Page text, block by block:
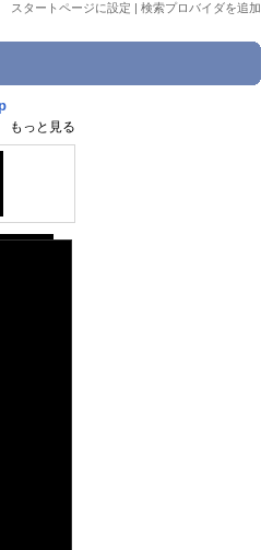
スタートページに設定 | 検索プロバイダを追加
もっと見る